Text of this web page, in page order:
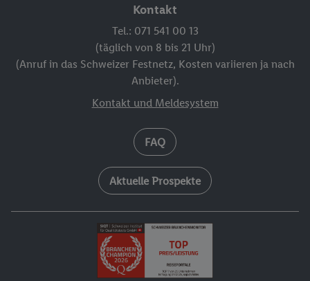
Kontakt
Tel.: 071 541 00 13
(täglich von 8 bis 21 Uhr)
(Anruf in das Schweizer Festnetz, Kosten variieren ja nach
Anbieter).
Kontakt und Meldesystem
FAQ
Aktuelle Prospekte